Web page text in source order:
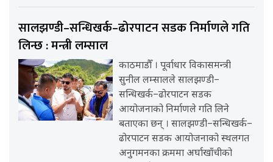
सालझण्डी–सन्धिखर्क–ढोरपाटन सडक निर्माणले गति
लिन्छ : मन्त्री लम्साल
काठमाडौँ । पूर्वाधार विकासमन्त्री
सुनील लम्सालले सालझण्डी–
सन्धिखर्क–ढोरपाटन सडक
आयोजनाको निर्माणले गति लिने
बताएका छन् । सालझण्डी–सन्धिखर्क–
ढोरपाटन सडक आयोजनाको स्थलगत
अनुगमनका क्रममा अर्घाखाँचीको